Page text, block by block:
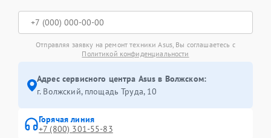
Отправляя заявку на ремонт техники Asus, Вы соглашаетесь с
Политикой конфиденциальности
Адрес сервисного центра Asus в Волжском:
г. Волжский, площадь Труда, 10
Горячая линия
+7 (800) 301-55-83